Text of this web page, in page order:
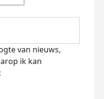
van nieuws,
ik kan